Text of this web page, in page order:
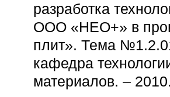
разработка
ООО «НЕО+» в
плит». Тема
кафедра
материалов. –